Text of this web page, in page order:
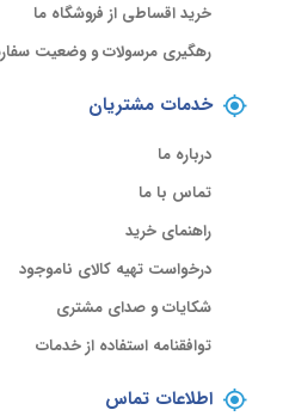
خرید اقساطی از فروشگاه ما
رهگیری مرسولات و وضعیت
خدمات مشتریان
درباره ما
تماس با ما
راهنمای خرید
درخواست تهیه کالای ناموجود
شکایات و صدای مشتری
توافقنامه استفاده از خدمات
اطلاعات تماس